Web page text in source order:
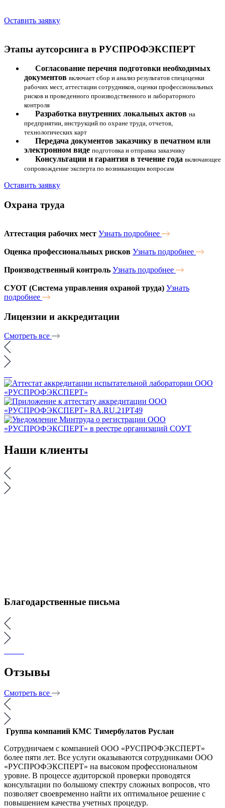
Оставить заявку
Этапы аутсорсинга в РУСПРОФЭКСПЕРТ
Согласование перечня подготовки необходимых
документов включает сбор и анализ результатов спецоценки
рабочих мест, аттестации сотрудников, оценки профессиональных
рисков и проведенного производственного и лабораторного
контроля
Разработка внутренних локальных актов на
предприятии, инструкций по охране труда, отчетов,
технологических карт
Передача документов заказчику в печатном или
электронном виде подготовка и отправка заказчику
Консультации и гарантия в течение года включающее
сопровождение эксперта по возникающим вопросам
Оставить заявку
Охрана труда
Аттестация рабочих мест Узнать подробнее
Оценка профессиональных рисков Узнать подробнее
Производственный контроль Узнать подробнее
СУОТ (Система управления охраной труда) Узнать
подробнее
Лицензии и аккредитации
Смотреть все
Наши клиенты
Благодарственные письма
Отзывы
Смотреть все
Группа компаний КМС Тимербулатов Руслан
Сотрудничаем с компанией ООО «РУСПРОФЭКСПЕРТ»
более пяти лет. Все услуги оказываются сотрудниками ООО
«РУСПРОФЭКСПЕРТ» на высоком профессиональном
уровне. В процессе аудиторской проверки проводятся
консультации по большому спектру сложных вопросов, что
позволяет своевременно найти их оптимальное решение с
повышением качества учетных процедур.